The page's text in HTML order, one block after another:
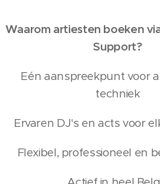
Waarom artiesten boeken
Support?
Eén aanspreekpunt voor
techniek
Ervaren DJ's en acts voor
Flexibel, professioneel en